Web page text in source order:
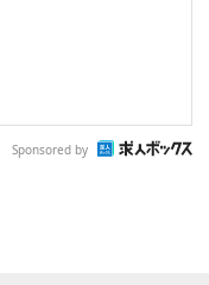
Sponsored by